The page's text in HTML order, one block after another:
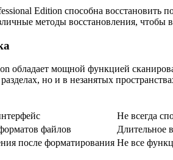
Edition способна
методы восстановления, чтобы
обладает мощной функцией
но и в незанятых
Не всегда
файлов
Длительное
после форматирования Не все